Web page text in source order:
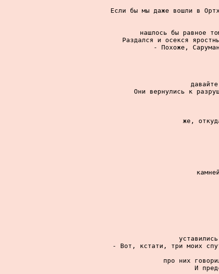
Если бы мы даже вошли в
нашлось бы равное
Раздался и осекся
- Похоже,
Они вернулись к
же,
- Вот, кстати, три моих
про них
И